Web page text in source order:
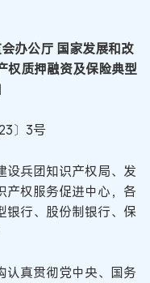
办公厅 国家发展和改
权质押融资及保险典型
〕3号
设兵团知识产权局、发
产权服务促进中心，各
银行、股份制银行、保
认真贯彻党中央、国务